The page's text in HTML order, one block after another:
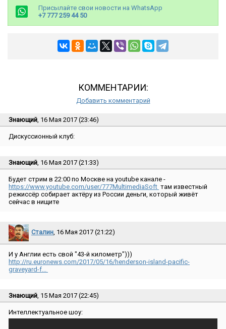
Присылайте свои новости на WhatsApp
+7 777 259 44 50
КОММЕНТАРИИ:
Добавить комментарий
Знающий , 16 Мая 2017 (23:46)
Дискуссионный клуб:
Знающий , 16 Мая 2017 (21:33)
Будет стрим в 22:00 по Москве на youtube канале -
https://www.youtube.com/user/777MultimediaSoft там известный
режиссёр собирает актёру из России деньги, который живёт
сейчас в нищите
Сталин, 16 Мая 2017 (21:22)
И у Англии есть свой ″43-й километр″)))
http://ru.euronews.com/2017/05/16/henderson-island-pacific-
graveyard-f...
Знающий , 15 Мая 2017 (22:45)
Интеллектуальное шоу: